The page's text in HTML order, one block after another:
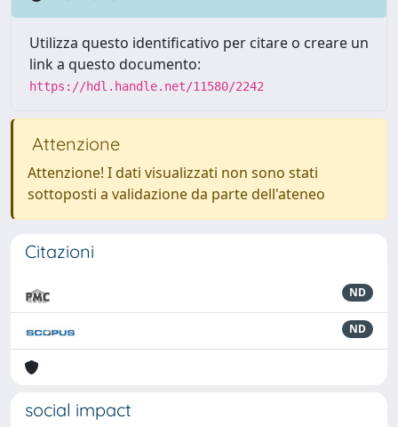
Utilizza questo identificativo per citare o creare un
link a questo documento:
https://hdl.handle.net/11580/2242
Attenzione
Attenzione! I dati visualizzati non sono stati
sottoposti a validazione da parte dell'ateneo
Citazioni
ND
ND
social impact